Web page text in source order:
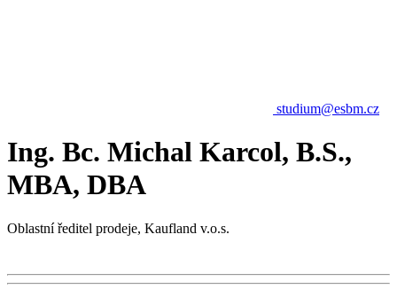
studium@esbm.cz
Ing. Bc. Michal Karcol, B.S.,
MBA, DBA
Oblastní ředitel prodeje, Kaufland v.o.s.